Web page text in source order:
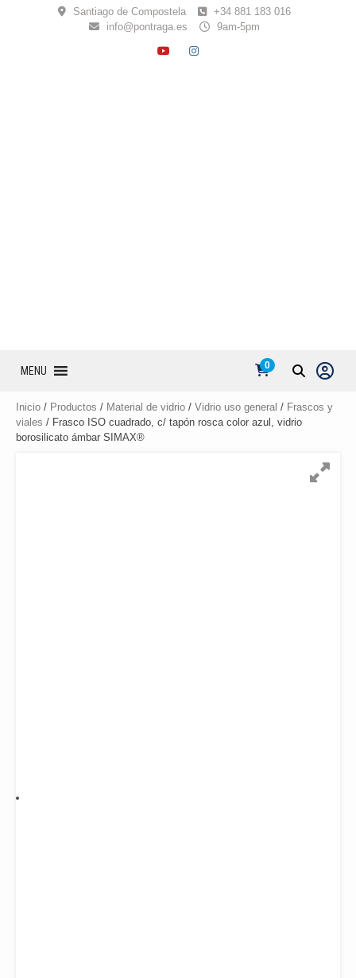
Santiago de Compostela
+34 881 183 016
info@pontraga.es
9am-5pm
YOUTUBE
INSTAGRAM
MENU 0
Inicio / Productos / Material de vidrio / Vidrio uso general / Frascos y
viales / Frasco ISO cuadrado, c/ tapón rosca color azul, vidrio
borosilicato ámbar SIMAX®